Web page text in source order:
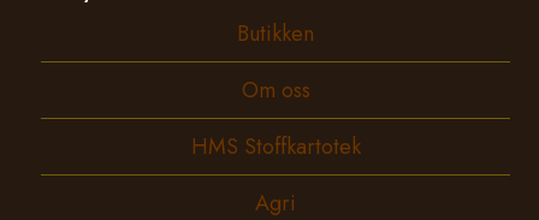
Butikken
Om oss
HMS Stoffkartotek
Agri